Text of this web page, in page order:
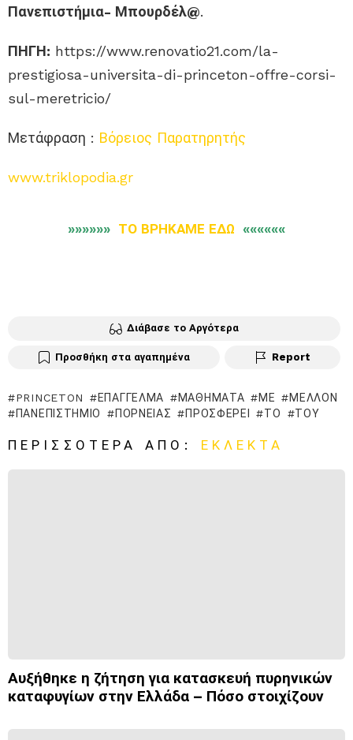
Πανεπιστήμια- Μπουρδέλ@.
ΠΗΓΗ: https://www.renovatio21.com/la-
prestigiosa-universita-di-princeton-offre-corsi-
sul-meretricio/
Μετάφραση : Βόρειος Παρατηρητής
www.triklopodia.gr
»»»»»» ΤΟ ΒΡΗΚΑΜΕ ΕΔΩ ««««««
Διάβασε το Αργότερα
Προσθήκη στα αγαπημένα Report
PRINCETON ΕΠΆΓΓΕΛΜΆ ΜΑΘΉΜΑΤΑ ΜΕ
ΜΈΛΛΟΝ
ΠΑΝΕΠΙΣΤΉΜΙΟ
ΠΟΡΝΕΊΑΣ ΠΡΟΣΦΈΡΕΙ ΤΟ ΤΟΥ
ΠΕΡΙΣΣΌΤΕΡΑ ΑΠΌ: ΕΚΛΕΚΤΆ
Αυξήθηκε η ζήτηση για κατασκευή πυρηνικών
καταφυγίων στην Ελλάδα – Πόσο στοιχίζουν